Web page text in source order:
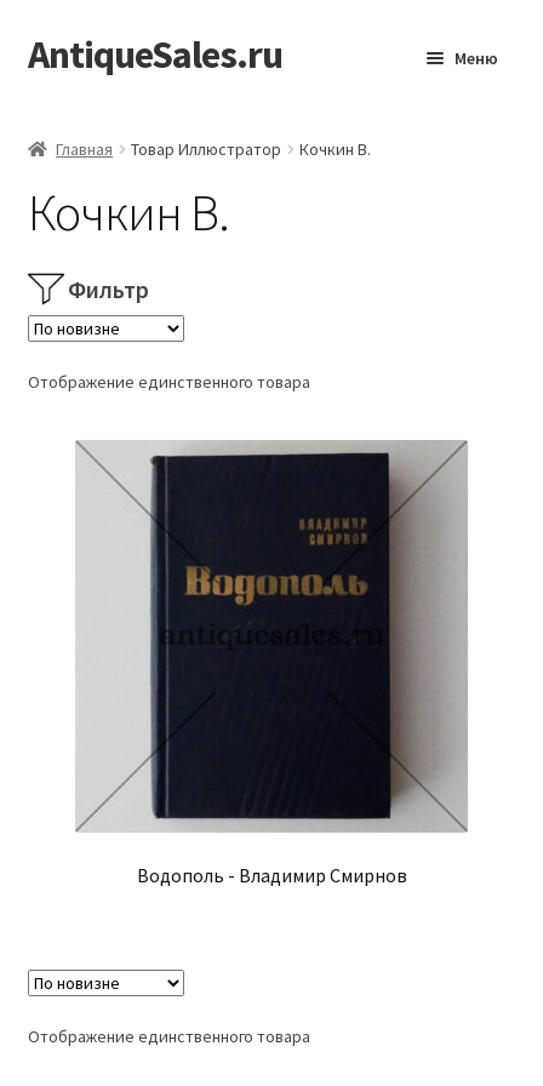
Перейти
к
Перейти
к
AntiqueSales.ru Меню
Главная Товар Иллюстратор Кочкин В.
Кочкин В.
Фильтр
Отображение единственного товара
Водополь - Владимир Смирнов
Отображение единственного товара